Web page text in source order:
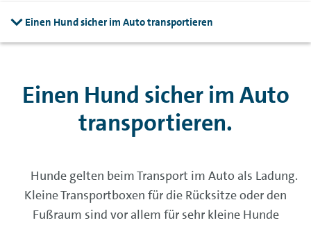
Einen Hund sicher im Auto transportieren
Einen Hund sicher im Auto
transportieren.
Hunde gelten beim Transport im Auto als Ladung.
Kleine Transportboxen für die Rücksitze oder den
Fußraum sind vor allem für sehr kleine Hunde